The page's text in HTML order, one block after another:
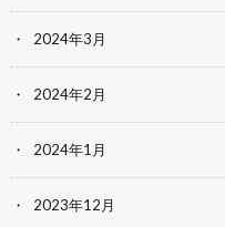
2024年3月
2024年2月
2024年1月
2023年12月